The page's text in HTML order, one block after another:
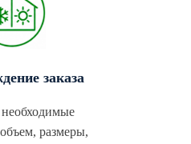
заказа
размеры,